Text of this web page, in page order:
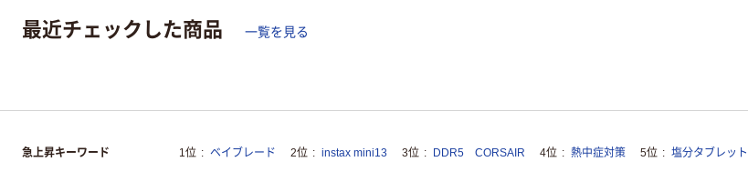
最近チェックした商品 一覧を見る
急上昇キーワード 1位 ベイブレード 2位 instax mini13 3位 DDR5 CORSAIR 4位 熱中症対策 5位 塩分タブレット